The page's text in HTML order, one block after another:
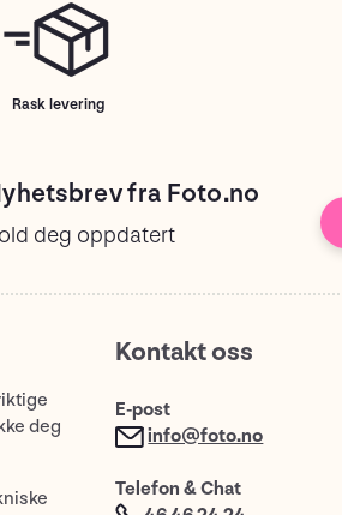
Rask levering
fra Foto.no
deg oppdatert
deg
Kontakt oss
E-post
info@foto.no
Telefon & Chat